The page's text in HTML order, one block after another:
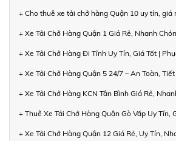
+ Cho thuê xe tải chở hàng Quận 10 uy tín, giá
+ Xe Tải Chở Hàng Quận 1 Giá Rẻ, Nhanh
+ Xe Tải Chở Hàng Đi Tỉnh Uy Tín, Giá Tốt |
+ Xe Tải Chở Hàng Quận 5 24/7 – An Toàn,
+ Xe Tải Chở Hàng KCN Tân Bình Giá Rẻ,
+ Thuê Xe Tải Chở Hàng Quận Gò Vấp Uy Tín,
+ Xe Tải Chở Hàng Quận 12 Giá Rẻ, Uy Tín,